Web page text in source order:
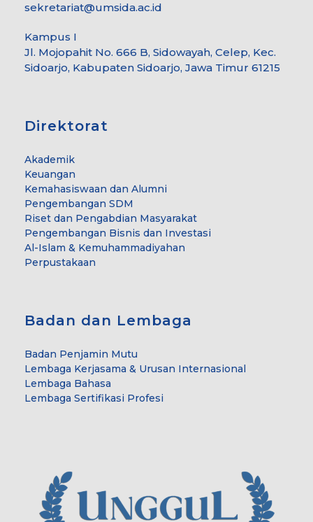
sekretariat@umsida.ac.id
Kampus I
Jl. Mojopahit No. 666 B, Sidowayah, Celep, Kec.
Sidoarjo, Kabupaten Sidoarjo, Jawa Timur 61215
Direktorat
Akademik
Keuangan
Kemahasiswaan dan Alumni
Pengembangan SDM
Riset dan Pengabdian Masyarakat
Pengembangan Bisnis dan Investasi
Al-Islam & Kemuhammadiyahan
Perpustakaan
Badan dan Lembaga
Badan Penjamin Mutu
Lembaga Kerjasama & Urusan Internasional
Lembaga Bahasa
Lembaga Sertifikasi Profesi